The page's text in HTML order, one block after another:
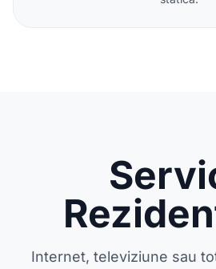
Internet, televiziune sau